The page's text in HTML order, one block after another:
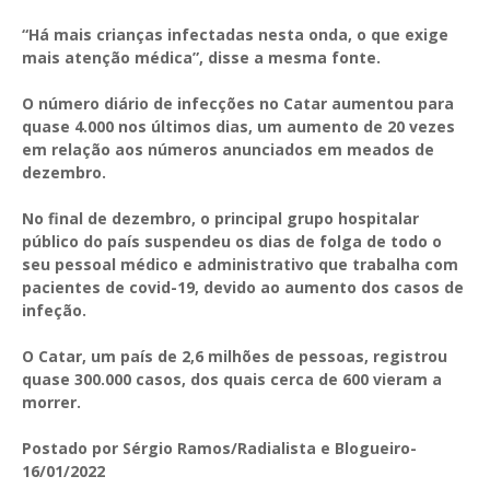
“Há mais crianças infectadas nesta onda, o que exige
mais atenção médica”, disse a mesma fonte.
O número diário de infecções no Catar aumentou para
quase 4.000 nos últimos dias, um aumento de 20 vezes
em relação aos números anunciados em meados de
dezembro.
No final de dezembro, o principal grupo hospitalar
público do país suspendeu os dias de folga de todo o
seu pessoal médico e administrativo que trabalha com
pacientes de covid-19, devido ao aumento dos casos de
infeção.
O Catar, um país de 2,6 milhões de pessoas, registrou
quase 300.000 casos, dos quais cerca de 600 vieram a
morrer.
Postado por Sérgio Ramos/Radialista e Blogueiro-
16/01/2022